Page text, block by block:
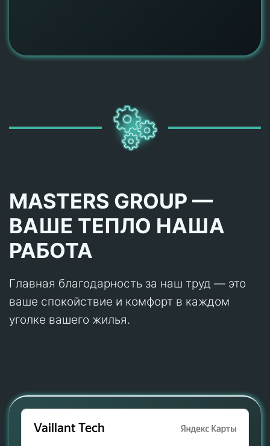
MASTERS GROUP —
ВАШЕ ТЕПЛО НАША
РАБОТА
Главная благодарность за наш труд — это
ваше спокойствие и комфорт в каждом
уголке вашего жилья.